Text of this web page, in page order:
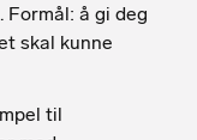
Formål: å gi deg
skal kunne
til